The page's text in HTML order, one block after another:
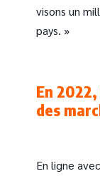
visons un
pays. »
En
des
En ligne